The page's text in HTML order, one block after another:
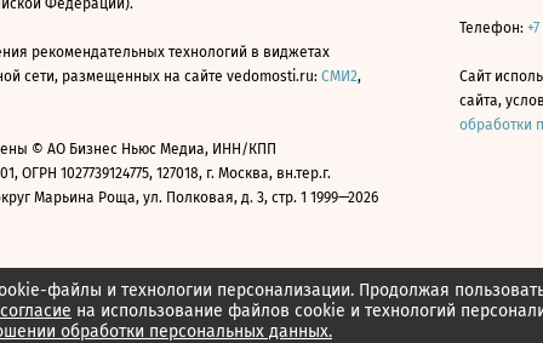
файлы и технологии персонализации. Продолжая
согласие на использование файлов cookie и технологий
обработки персональных данных.
Федерации).
рекомендательных технологий в виджетах
сети, размещенных на сайте vedomosti.ru: СМИ2,
© АО Бизнес Ньюс Медиа, ИНН/КПП
ОГРН 1027739124775, 127018, г. Москва, вн.тер.г.
Марьина Роща, ул. Полковая, д. 3, стр. 1 1999—2026
Телефон:
Сайт
сайта,
обработки